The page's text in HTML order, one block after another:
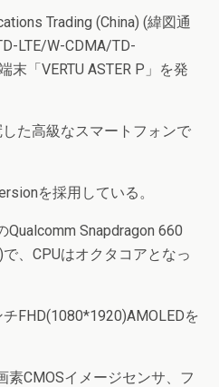
Trading (China) (緯図通
LTE/W-CDMA/TD-
末「VERTU ASTER P」を発
た高級なスマートフォンで
を採用している。
Snapdragon 660
、CPUはオクタコアとなっ
FHD(1080*1920)AMOLEDを
素CMOSイメージセンサ、フ